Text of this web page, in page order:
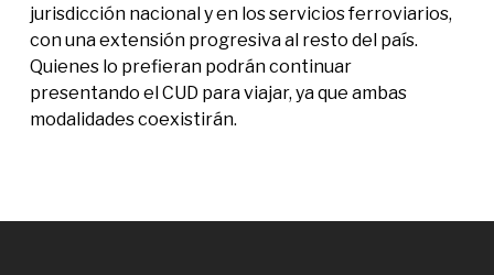
jurisdicción nacional y en los servicios ferroviarios,
con una extensión progresiva al resto del país.
Quienes lo prefieran podrán continuar
presentando el CUD para viajar, ya que ambas
modalidades coexistirán.